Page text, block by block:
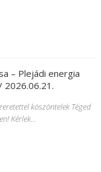
– Plejádi energia
2026.06.21.
köszöntelek Téged
Kérlek...